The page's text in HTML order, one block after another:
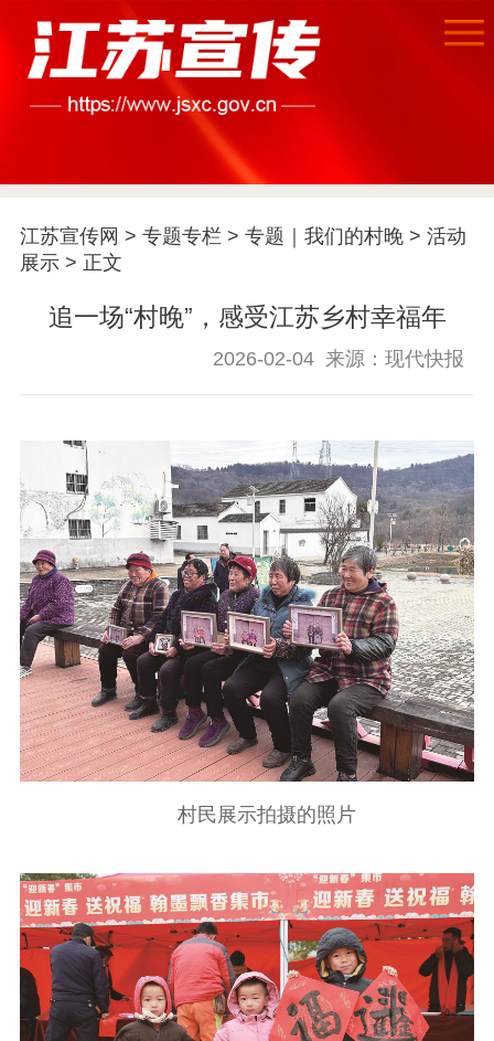
江苏要闻
公示公告
通知公告 信息公开制度
信息公开指南
信息公开年度报
告
政策法规
工作动态
理论武装
理论学习 宣传宣讲 研究阐释
社科强省 工作通知
成果集萃
江苏文脉
资料下载
新闻宣传
主题宣传 对外宣传
新闻发布
江苏宣传网 > 专题专栏 > 专题｜我们的村晚> 活动
展示> 正文
追一场“村晚”，感受江苏乡村幸福年
2026-02-04 来源：现代快报
村民展示拍摄的照片